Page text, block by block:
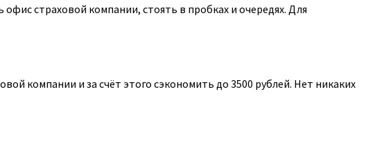
страховой компании, стоять в пробках и очередях. Для
компании и за счёт этого сэкономить до 3500 рублей. Нет никаких